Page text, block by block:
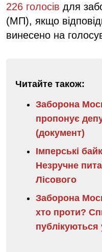
226 голосів для
(МП), якщо
винесено на
Читайте також:
Заборона
пропонує
(документ)
Імперські
Незручне
Лісового
Заборона
хто проти?